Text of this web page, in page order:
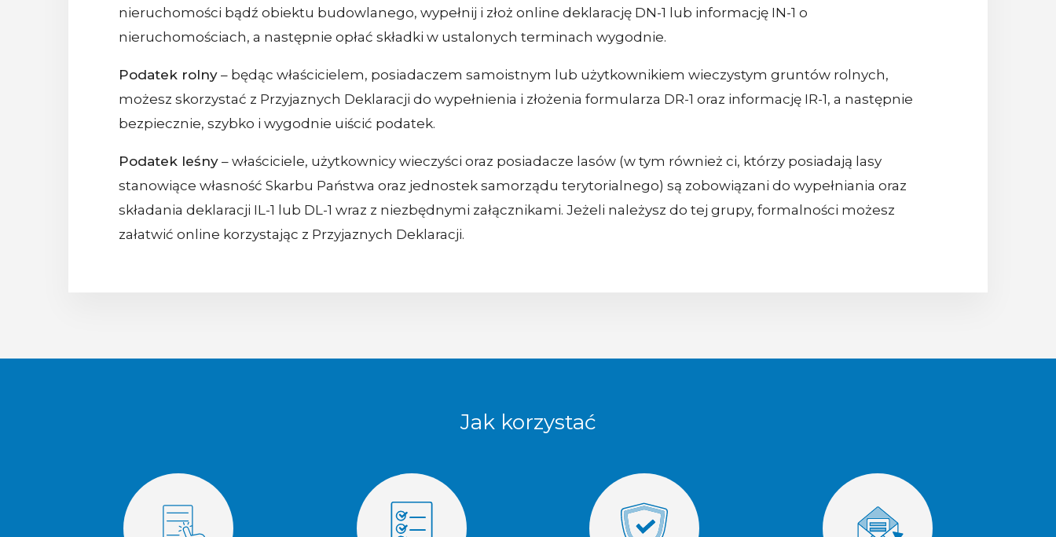
nieruchomości bądź obiektu budowlanego, wypełnij i złoż online deklarację DN-1 lub informację IN-1 o
nieruchomościach, a następnie opłać składki w ustalonych terminach wygodnie.
Podatek rolny – będąc właścicielem, posiadaczem samoistnym lub użytkownikiem wieczystym gruntów rolnych,
możesz skorzystać z Przyjaznych Deklaracji do wypełnienia i złożenia formularza DR-1 oraz informację IR-1, a następnie
bezpiecznie, szybko i wygodnie uiścić podatek.
Podatek leśny – właściciele, użytkownicy wieczyści oraz posiadacze lasów (w tym również ci, którzy posiadają lasy
stanowiące własność Skarbu Państwa oraz jednostek samorządu terytorialnego) są zobowiązani do wypełniania oraz
składania deklaracji IL-1 lub DL-1 wraz z niezbędnymi załącznikami. Jeżeli należysz do tej grupy, formalności możesz
załatwić online korzystając z Przyjaznych Deklaracji.
Jak korzystać